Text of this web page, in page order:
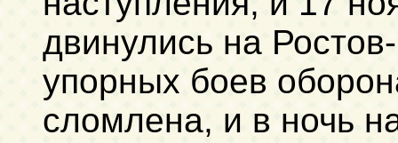
двинулись на
упорных боев
сломлена, и в ночь